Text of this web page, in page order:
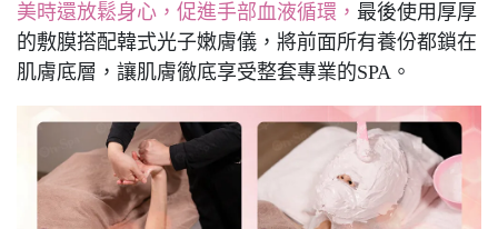
美時還放鬆身心，促進手部血液循環， 最後使用厚厚
的敷膜搭配韓式光子嫩膚儀，將前面所有養份都鎖在
肌膚底層，讓肌膚徹底享受整套專業的SPA。